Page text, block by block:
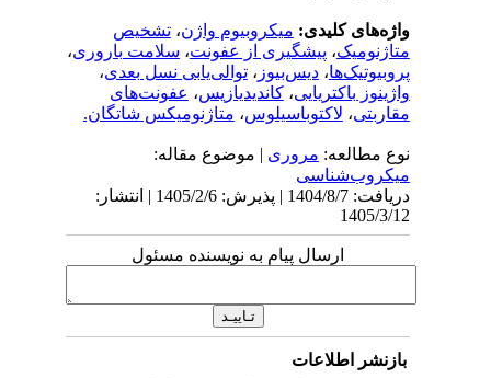
واژه‌های کلیدی:میکروبیوم واژن ،تشخیص
متاژنومیک،پیشگیری از عفونت،سلامت باروری،
پروبیوتیک‌ها،دیس‌بیوز، توالی‌یابی نسل بعدی،
واژینوز باکتریایی،کاندیدیازیس،عفونت‌های
مقاربتی،لاکتوباسیلوس،متاژنومیکس شاتگان.
نوع مطالعه:مروری| موضوع مقاله:
میکروب‌شناسی
دریافت: 1404/8/7 | پذیرش: 1405/2/6 | انتشار:
1405/3/12
ارسال پیام به نویسنده مسئول
بازنشر اطلاعات